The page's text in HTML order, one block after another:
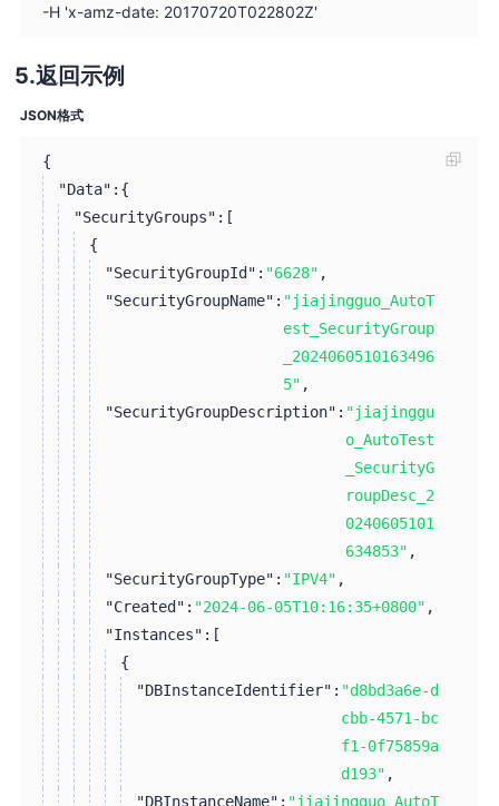
-H 'x-amz-date: 20170720T022802Z'
返回示例
JSON格式
{
"Data": {
"SecurityGroups": [
{
"SecurityGroupId": "6628" ,
"SecurityGroupName": "jiajingguo_AutoT
est_SecurityGroup
_2024060510163496
5" ,
"SecurityGroupDescription": "jiajinggu
o_AutoTest
_SecurityG
roupDesc_2
0240605101
634853" ,
"SecurityGroupType": "IPV4" ,
"Created": "2024-06-05T10:16:35+0800" ,
"Instances": [
{
"DBInstanceIdentifier": "d8bd3a6e-d
cbb-4571-bc
f1-0f75859a
d193" ,
"DBInstanceName": "jiajingguo_AutoT